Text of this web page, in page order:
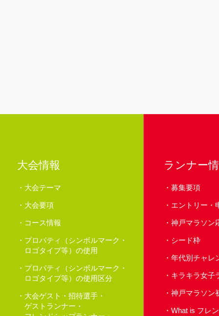
大会情報
大会テーマ
大会要項
コース情報
プロパティ（シンボルマーク・
ロゴタイプ等）の使用
プロパティ（シンボルマーク・
ロゴタイプ等）の使用区分
大会ゲスト・招待選手・
ゲストランナー・
ランナー
募集要項
エントリー・
神戸マラソン
シード枠
年代別チャレ
キラキラ女子
神戸マラソン
What is フレ